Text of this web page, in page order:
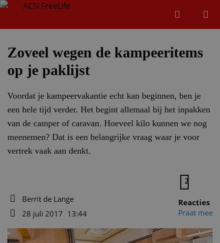
Zoveel wegen de kampeeritems
op je paklijst
Voordat je kampeervakantie echt kan beginnen, ben je
een hele tijd verder. Het begint allemaal bij het inpakken
van de camper of caravan. Hoeveel kilo kunnen we nog
meenemen? Dat is een belangrijke vraag waar je voor
vertrek vaak aan denkt.
Auteur
Berrit de Lange
28 juli 2017 13:44
2
Reacties
Praat mee